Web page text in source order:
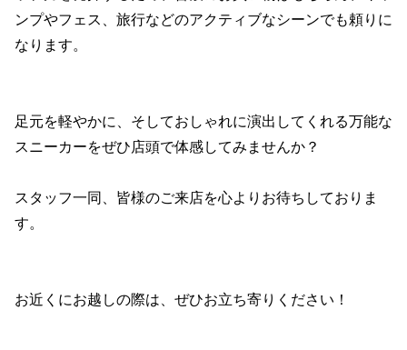
ンプやフェス、旅行などのアクティブなシーンでも頼りに
なります。
足元を軽やかに、そしておしゃれに演出してくれる万能な
スニーカーをぜひ店頭で体感してみませんか？
スタッフ一同、皆様のご来店を心よりお待ちしておりま
す。
お近くにお越しの際は、ぜひお立ち寄りください！